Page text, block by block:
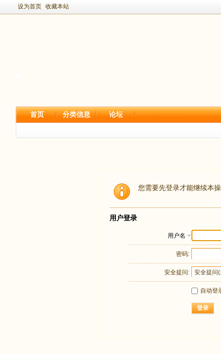
设为首页 收藏本站
首页 分类信息 论坛
您需要先登录才能继续本
用户登录
用户名
密码:
安全提问:
自动登
登录